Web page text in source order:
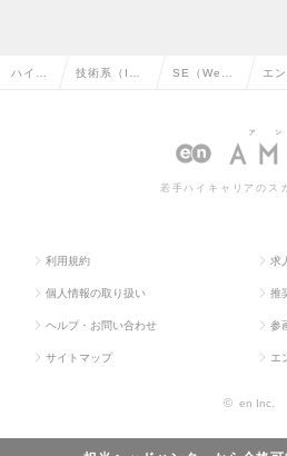
ハイク 技術系（I SE（We
ン系）の転
エ
（
若手ハイキャリアのス
利用規約 求
個人情報の取り扱い 推
ヘルプ・お問い合わせ 参
サイトマップ エ
© en Inc.